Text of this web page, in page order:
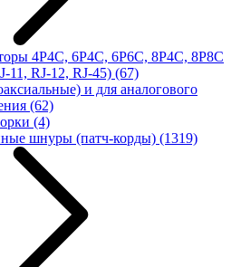
4P4C, 6P4C, 6P6C, 8P4C, 8P8C
11, RJ-12, RJ-45) (67)
и для аналогового
(62)
(4)
шнуры (патч-корды) (1319)